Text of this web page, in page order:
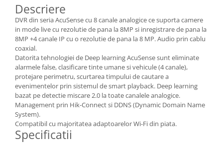
Descriere
DVR din seria AcuSense cu 8 canale analogice ce suporta camere
in mode live cu rezolutie de pana la 8MP si inregistrare de pana la
8MP +4 canale IP cu o rezolutie de pana la 8 MP. Audio prin cablu
coaxial.
Datorita tehnologiei de Deep learning AcuSense sunt eliminate
alarmele false, clasificare tinte umane si vehicule (4 canale),
protejare perimetru, scurtarea timpului de cautare a
evenimentelor prin sistemul de smart playback. Deep learning
bazat pe detectie miscare 2.0 la toate canalele analogice.
Management prin Hik-Connect si DDNS (Dynamic Domain Name
System).
Compatibil cu majoritatea adaptoarelor Wi-Fi din piata.
Specificatii